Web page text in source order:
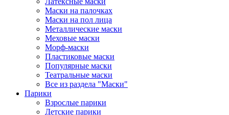
Маски на палочках
Маски на пол лица
Металлические маски
Меховые маски
Морф-маски
Пластиковые маски
Популярные маски
Театральные маски
Все из раздела "Маски"
Парики
Взрослые парики
Детские парики